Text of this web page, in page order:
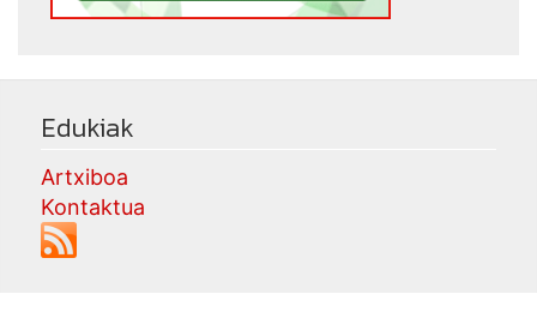
Edukiak
Artxiboa
Kontaktua